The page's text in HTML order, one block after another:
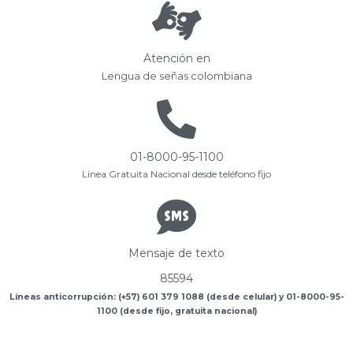
Atención en
Lengua de señas colombiana
01-8000-95-1100
Línea Gratuita Nacional desde teléfono fijo
Mensaje de texto
85594
Líneas anticorrupción: (+57) 601 379 1088 (desde celular) y 01-8000-95-
1100 (desde fijo, gratuita nacional)